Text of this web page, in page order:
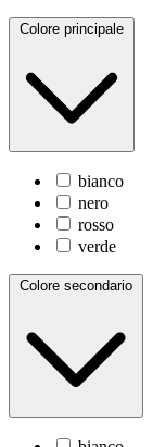
Colore principale
bianco
nero
rosso
verde
Colore secondario